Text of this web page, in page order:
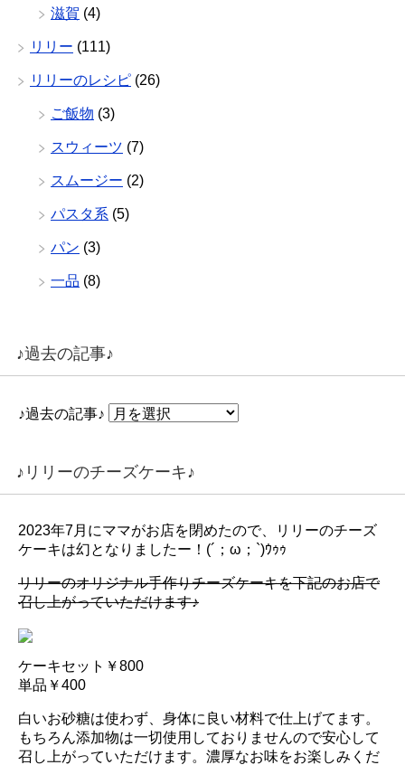
滋賀 (4)
リリー (111)
リリーのレシピ (26)
ご飯物 (3)
スウィーツ (7)
スムージー (2)
パスタ系 (5)
パン (3)
一品 (8)
♪過去の記事♪
♪過去の記事♪
♪リリーのチーズケーキ♪
2023年7月にママがお店を閉めたので、リリーのチーズ
ケーキは幻となりましたー！(´；ω；`)ｳｩｩ
リリーのオリジナル手作りチーズケーキを下記のお店で
召し上がっていただけます♪
ケーキセット￥800
単品￥400
白いお砂糖は使わず、身体に良い材料で仕上げてます。
もちろん添加物は一切使用しておりませんので安心して
召し上がっていただけます。濃厚なお味をお楽しみくだ